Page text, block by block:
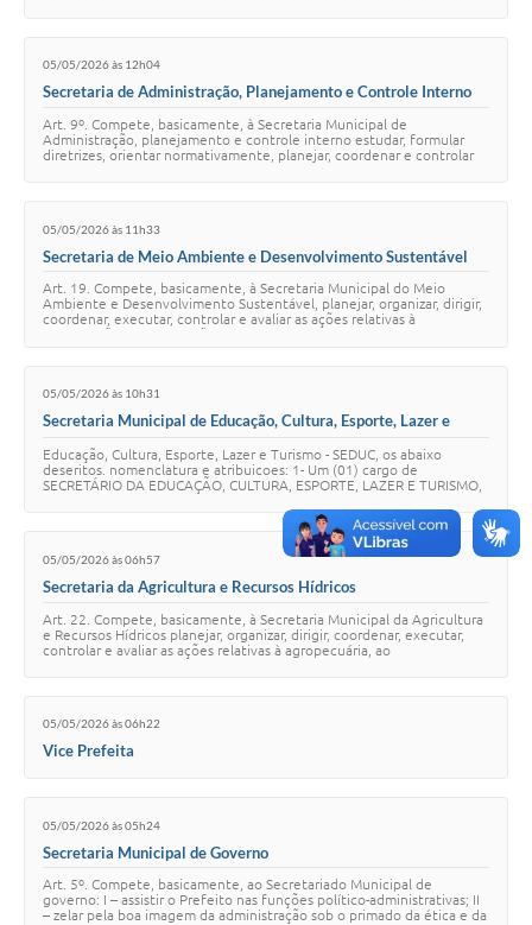
05/05/2026 às 12h04
Secretaria de Administração, Planejamento e Controle Interno
Art. 9º. Compete, basicamente, à Secretaria Municipal de
Administração, planejamento e controle interno estudar, formular
diretrizes, orientar normativamente, planejar, coordenar e controlar
05/05/2026 às 11h33
Secretaria de Meio Ambiente e Desenvolvimento Sustentável
Art. 19. Compete, basicamente, à Secretaria Municipal do Meio
Ambiente e Desenvolvimento Sustentável, planejar, organizar, dirigir,
coordenar, executar, controlar e avaliar as ações relativas à
05/05/2026 às 10h31
Secretaria Municipal de Educação, Cultura, Esporte, Lazer e
Educação, Cultura, Esporte, Lazer e Turismo - SEDUC, os abaixo
deseritos. nomenclatura e atribuicoes: 1- Um (01) cargo de
SECRETÁRIO DA EDUCAÇÃO, CULTURA, ESPORTE, LAZER E TURISMO,
05/05/2026 às 06h57
Secretaria da Agricultura e Recursos Hídricos
Art. 22. Compete, basicamente, à Secretaria Municipal da Agricultura
e Recursos Hídricos planejar, organizar, dirigir, coordenar, executar,
controlar e avaliar as ações relativas à agropecuária, ao
05/05/2026 às 06h22
Vice Prefeita
05/05/2026 às 05h24
Secretaria Municipal de Governo
Art. 5º. Compete, basicamente, ao Secretariado Municipal de
governo: I – assistir o Prefeito nas funções político-administrativas; II
– zelar pela boa imagem da administração sob o primado da ética e da